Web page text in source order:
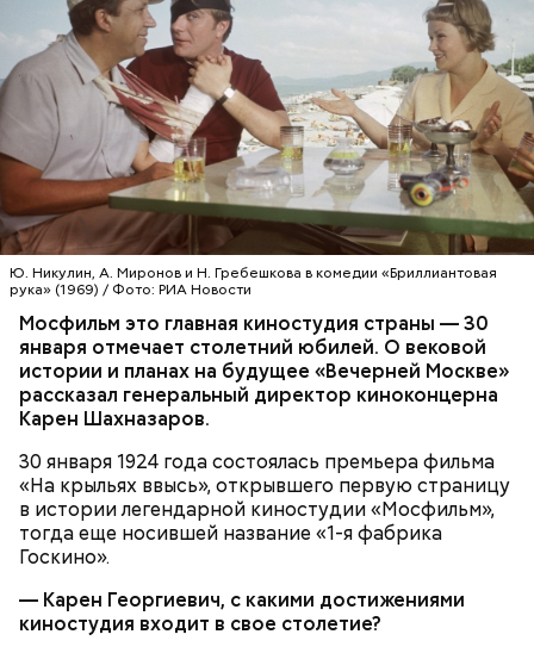
Ю. Никулин, А. Миронов и Н. Гребешкова в комедии «Бриллиантовая
рука» (1969) / Фото: РИА Новости
Мосфильм это главная киностудия страны — 30
января отмечает столетний юбилей. О вековой
истории и планах на будущее «Вечерней Москве»
рассказал генеральный директор киноконцерна
Карен Шахназаров.
30 января 1924 года состоялась премьера фильма
«На крыльях ввысь», открывшего первую страницу
в истории легендарной киностудии «Мосфильм»,
тогда еще носившей название «1-я фабрика
Госкино».
— Карен Георгиевич, с какими достижениями
киностудия входит в свое столетие?
— Ранний сорт «Колхозница» выращивают в
России. А дыня «Торпеда» растет в основном в
Узбекистане. Этот сорт созревает в августе, —
сообщила Соломатина.